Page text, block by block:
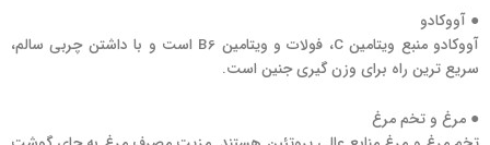
● آووکادو
آووکادو منبع ویتامین C، فولات و ویتامین B6 است و با داشتن چربی سالم،
سریع ترین راه برای وزن گیری جنین است.
● مرغ و تخم مرغ